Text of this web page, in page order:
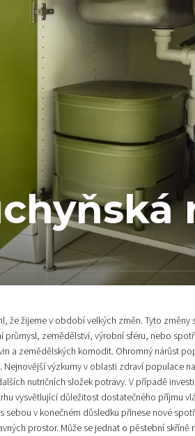
že žijeme v období velkých změn. Tyto
průmysl, zemědělství, výrobní sféru, nebo
a zemědělských komodit. Ohromný nárůst
výzkumy v oblasti zdraví populace
nutričních složek potravy. V případě
vysvětlující důležitost dostatečného příjmu
sebou v konečném důsledku přinese nové
prostor. Může se jednat o pěstební skříně